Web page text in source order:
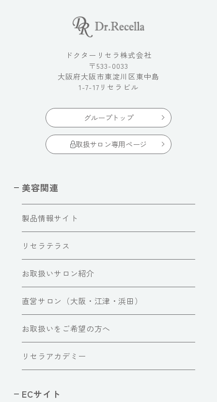
ドクターリセラ株式会社
〒533-0033
大阪府大阪市東淀川区東中島
1-7-17リセラビル
グループトップ
取扱サロン専用ページ
美容関連
製品情報サイト
リセラテラス
お取扱いサロン紹介
直営サロン（大阪・江津・浜田）
お取扱いをご希望の方へ
リセラアカデミー
ECサイト